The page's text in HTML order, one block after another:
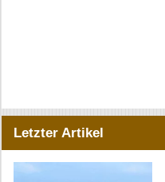
Letzter Artikel